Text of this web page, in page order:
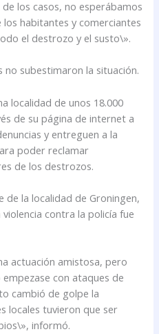
los casos, no esperábamos
habitantes y comerciantes
el destrozo y el susto\».
no subestimaron la situación.
localidad de unos 18.000
de su página de internet a
y entreguen a la
poder reclamar
de los destrozos.
la localidad de Groningen,
contra la policía fue
actuación amistosa, pero
con ataques de
cambió de golpe la
locales tuvieron que ser
informó.